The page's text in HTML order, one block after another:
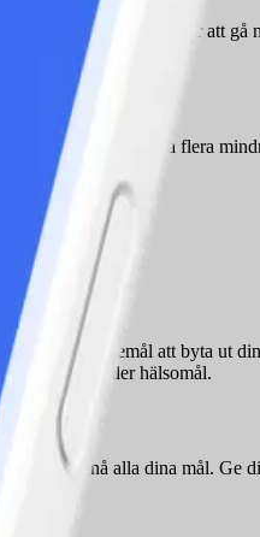
mål kanske är att
ska ta att är att ha flera
ett beteendemål att byta ut
, aktivitet- eller hälsomål.
svårt att nå alla dina mål. Ge